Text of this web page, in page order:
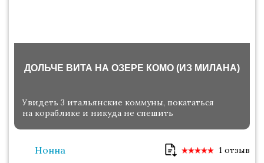
ДОЛЬЧЕ ВИТА НА ОЗЕРЕ КОМО (ИЗ МИЛАНА)
Увидеть 3 итальянские коммуны, покататься
на кораблике и никуда не спешить
Нонна 1 отзыв